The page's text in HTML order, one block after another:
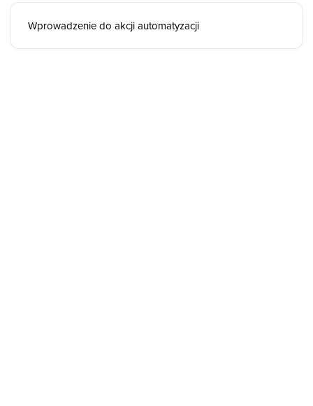
Wprowadzenie do akcji automatyzacji